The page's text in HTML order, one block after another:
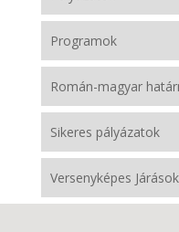
Programok
Román-magyar
Sikeres pályázatok
Versenyképes